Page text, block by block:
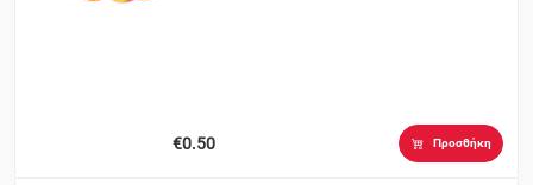
€0.50 Προσθήκη